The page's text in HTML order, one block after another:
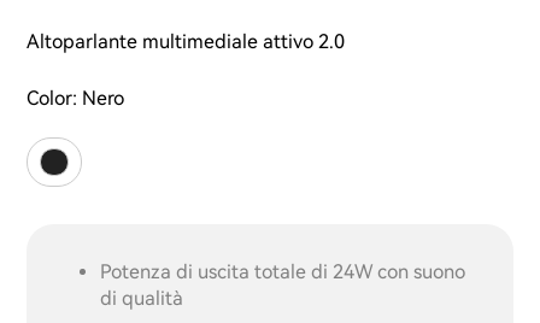
Altoparlante multimediale attivo 2.0
Color: Nero
Potenza di uscita totale di 24W con suono
di qualità